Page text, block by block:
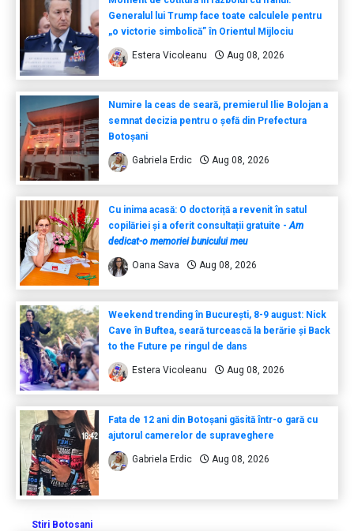
Generalul lui Trump face toate calculele pentru
„o victorie simbolică” în Orientul Mijlociu
Estera Vicoleanu Aug 08, 2026
Numire la ceas de seară, premierul Ilie Bolojan a
semnat decizia pentru o șefă din Prefectura
Botoșani
Gabriela Erdic Aug 08, 2026
Cu inima acasă: O doctoriță a revenit în satul
copilăriei și a oferit consultații gratuite - Am
dedicat-o memoriei bunicului meu
Oana Sava Aug 08, 2026
Weekend trending în București, 8-9 august: Nick
Cave în Buftea, seară turcească la berărie și Back
to the Future pe ringul de dans
Estera Vicoleanu Aug 08, 2026
Fata de 12 ani din Botoșani găsită într-o gară cu
ajutorul camerelor de supraveghere
Gabriela Erdic Aug 08, 2026
Stiri Botosani